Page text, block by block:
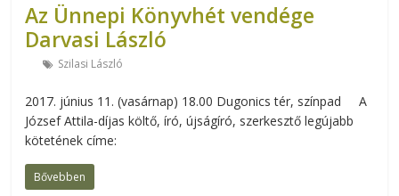
Az Ünnepi Könyvhét vendége
Darvasi László
Szilasi László
2017. június 11. (vasárnap) 18.00 Dugonics tér, színpad A
József Attila-díjas költő, író, újságíró, szerkesztő legújabb
kötetének címe:
Bővebben